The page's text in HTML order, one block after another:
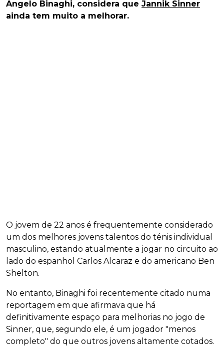
Angelo Binaghi, considera que Jannik Sinner
ainda tem muito a melhorar.
O jovem de 22 anos é frequentemente considerado
um dos melhores jovens talentos do ténis individual
masculino, estando atualmente a jogar no circuito ao
lado do espanhol Carlos Alcaraz e do americano Ben
Shelton.
No entanto, Binaghi foi recentemente citado numa
reportagem em que afirmava que há
definitivamente espaço para melhorias no jogo de
Sinner, que, segundo ele, é um jogador "menos
completo" do que outros jovens altamente cotados.